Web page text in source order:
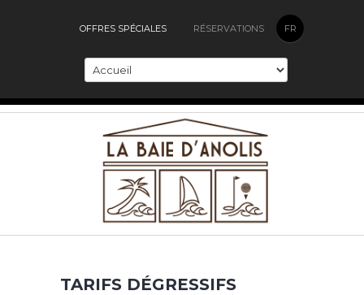
FR
OFFRES SPÉCIALES RÉSERVATIONS
TARIFS DÉGRESSIFS